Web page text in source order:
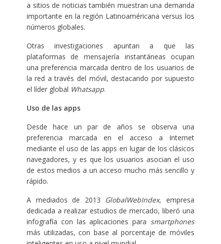
a sitios de noticias también muestran una demanda
importante en la región Latinoaméricana versus los
números globales.
Otras investigaciones apuntan a que las
plataformas de mensajería instantáneas ocupan
una preferencia marcada dentro de los usuarios de
la red a través del móvil, destacando por supuesto
el líder global Whatsapp.
Uso de las apps
Desde hace un par de años se observa una
preferencia marcada en el acceso a Internet
mediante el uso de las apps en lugar de los clásicos
navegadores, y es que los usuarios asocian el uso
de estos medios a un acceso mucho más sencillo y
rápido.
A mediados de 2013 GlobalWebIndex, empresa
dedicada a realizar estudios de mercado, liberó una
infografía con las aplicaciones para smartphones
más utilizadas, con base al porcentaje de móviles